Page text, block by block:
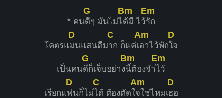
* คน
G
ดีๆ มันไม่ไ
Bm
ด้มี ไว้
Em
รัก
โคตรแ
D
มนแสนดีม
C
าก ก็แค่เ
Am
อาไว้พัก
D
ใจ
เป็นคน
G
ดีก็เจ็บอย่าง
Bm
นี้ต้องจำ
Em
ไว้
เรียกแ
D
ฟนก็ไม่
C
ได้ ต้องตัดใ
Am
จใช่ไหมเ
D
ธอ